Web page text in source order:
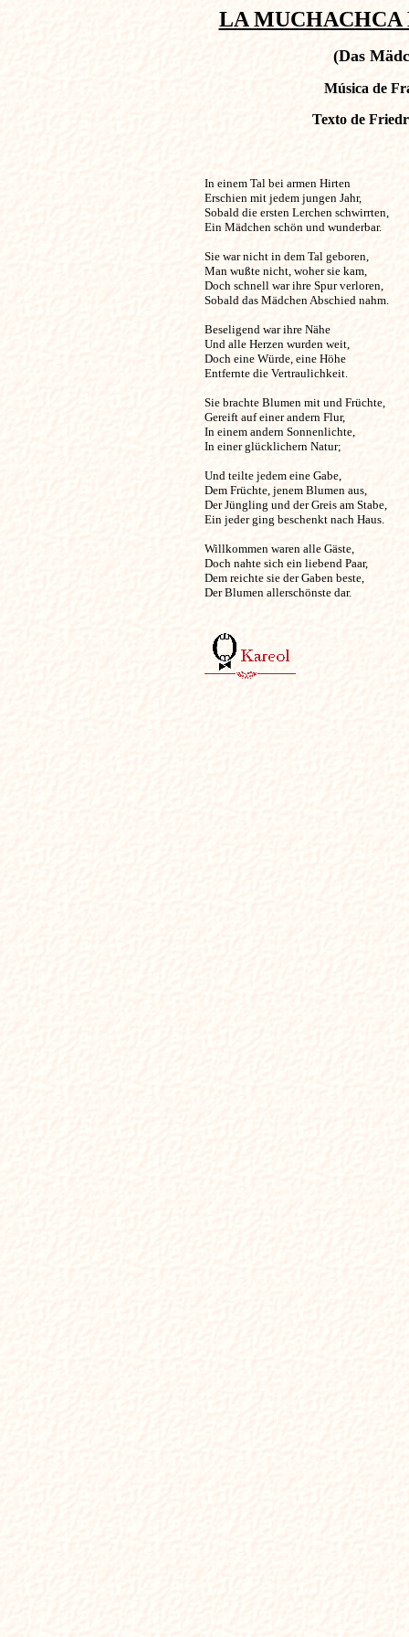
LA MUCHACHCA
(Das
Música de
Texto de
In einem Tal bei armen
Erschien mit jedem jungen Jahr,
Sobald die ersten Lerchen schwirrten,
Ein Mädchen schön und wunderbar.
Sie war nicht in dem Tal geboren,
Man wußte nicht, woher sie kam,
Doch schnell war ihre Spur verloren,
Sobald das Mädchen Abschied nahm.
Beseligend war ihre Nähe
Und alle Herzen wurden weit,
Doch eine Würde, eine Höhe
Entfernte die Vertraulichkeit.
Sie brachte Blumen mit und Früchte,
Gereift auf einer andern Flur,
In einem andern Sonnenlichte,
In einer glücklichern Natur;
Und teilte jedem eine Gabe,
Dem Früchte, jenem Blumen aus,
Der Jüngling und der Greis am Stabe,
Ein jeder ging beschenkt nach Haus.
Willkommen waren alle Gäste,
Doch nahte sich ein liebend Paar,
Dem reichte sie der Gaben beste,
Der Blumen allerschönste dar.